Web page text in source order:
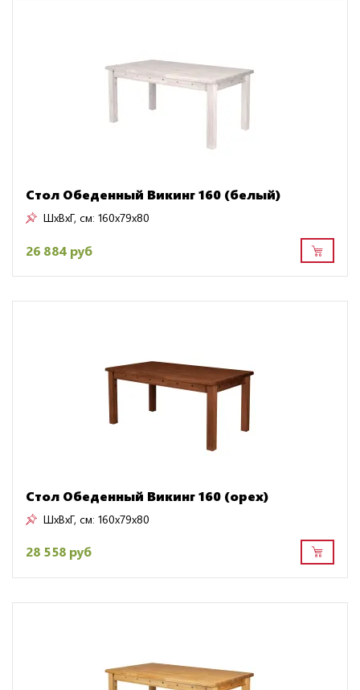
Стол Обеденный Викинг 160 (белый)
ШxВxГ, см: 160x79x80
26 884 руб
Стол Обеденный Викинг 160 (орех)
ШxВxГ, см: 160x79x80
28 558 руб